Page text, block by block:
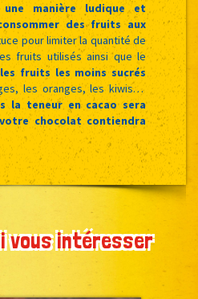
manière ludique et
des fruits aux
pour limiter la quantité de
fruits utilisés ainsi que le
fruits les moins sucrés
les oranges, les kiwis…
la teneur en cacao sera
chocolat contiendra
vous intéresser